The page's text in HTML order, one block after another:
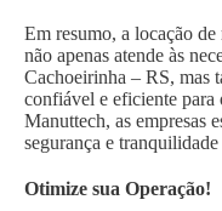
Em resumo, a locação
não apenas atende às
Cachoeirinha – RS, mas
confiável e eficiente para
Manuttech, as empresas
segurança e
Otimize sua Operação!